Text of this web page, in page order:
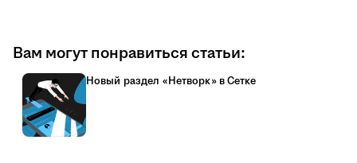
Вам могут понравиться статьи:
Новый раздел «Нетворк» в Сетке